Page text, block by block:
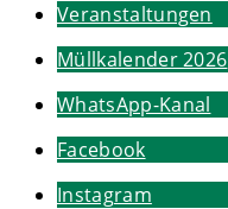
Veranstaltungen
Müllkalender 2026
WhatsApp-Kanal
Facebook
Instagram